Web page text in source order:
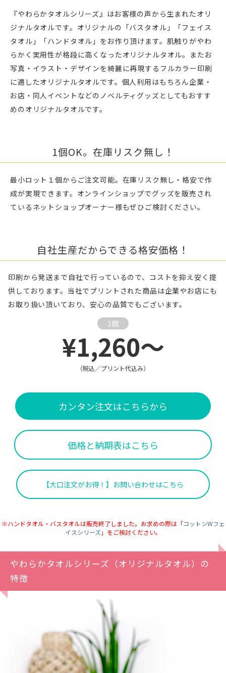
『やわらかタオルシリーズ』はお客様の声から生まれたオリ
ジナルタオルです。オリジナルの「バスタオル」「フェイス
タオル」「ハンドタオル」をお作り頂けます。肌触りがやわ
らかく実用性が格段に高くなったオリジナルタオル。またお
写真・イラスト・デザインを綺麗に再現するフルカラー印刷
に適したオリジナルタオルです。個人利用はもちろん企業・
お店・同人イベントなどのノベルティグッズとしてもおすす
めのオリジナルタオルです。
1個OK。在庫リスク無し！
最小ロット１個からご注文可能。在庫リスク無し・格安で作
成が実現できます。オンラインショップでグッズを販売され
ているネットショップオーナー様もぜひご検討ください。
自社生産だからできる格安価格！
印刷から発送まで自社で行っているので、コストを抑え安く提
供しております。当社でプリントされた商品は企業やお店にも
お取り扱い頂いており、安心の品質でもございます。
1個
¥1,260～
（税込／プリント代込み）
カンタン注文はこちらから
価格と納期表はこちら
【大口注文がお得！】お問い合わせはこちら
※ハンドタオル・バスタオルは販売終了しました。お求めの際は「コットンWフェ
イスシリーズ」をご検討ください。
やわらかタオルシリーズ（オリジナルタオル）の
特徴